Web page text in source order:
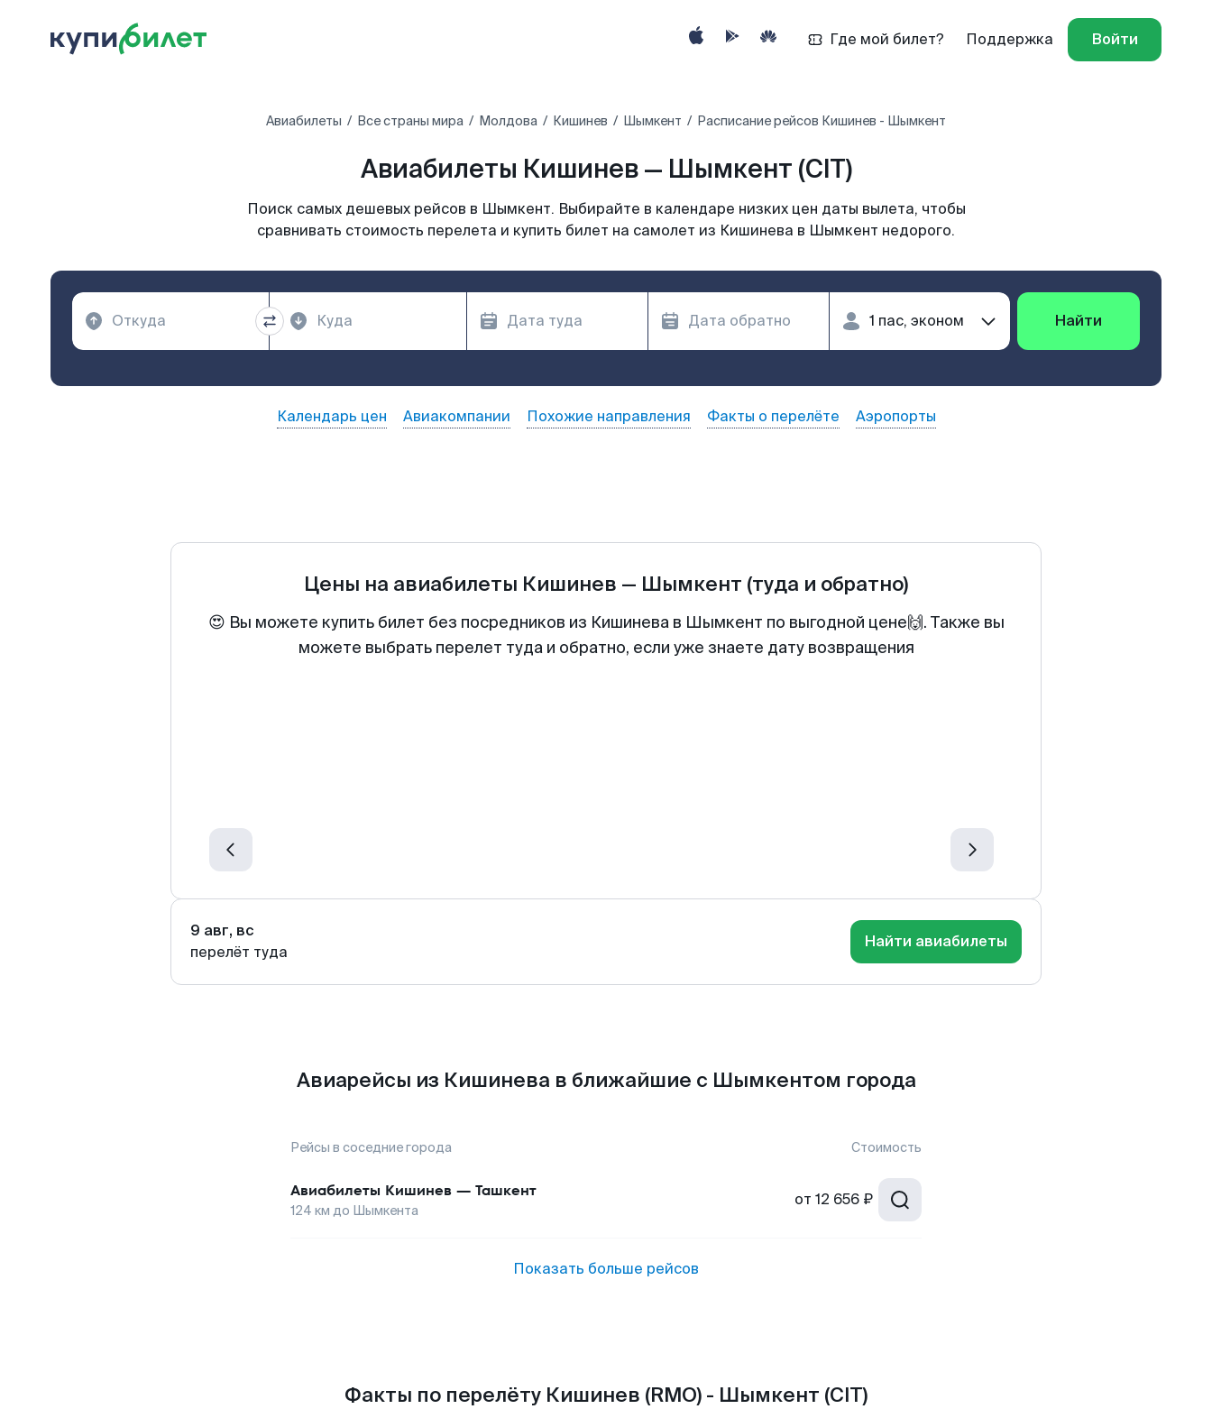
Где мой билет? Поддержка Войти
Авиабилеты Все страны мира Молдова Кишинев Шымкент Расписание рейсов Кишинев - Шымкент
Авиабилеты Кишинев — Шымкент (CIT)
Поиск самых дешевых рейсов в Шымкент. Выбирайте в календаре низких цен даты вылета, чтобы
сравнивать стоимость перелета и купить билет на самолет из Кишинева в Шымкент недорого.
Найти
Календарь цен Авиакомпании Похожие направления Факты о перелёте Аэропорты
Цены на авиабилеты Кишинев — Шымкент (туда и обратно)
😍 Вы можете купить билет без посредников из Кишинева в Шымкент по выгодной цене🙌. Также вы
можете выбрать перелет туда и обратно, если уже знаете дату возвращения
9 авг, вс
перелёт туда
Найти авиабилеты
Авиарейсы из Кишинева в ближайшие с Шымкентом города
Рейсы в соседние города Стоимость
Авиабилеты Кишинев — Ташкент
124 км до Шымкента
от 12 656 ₽
Показать больше рейсов
Факты по перелёту Кишинев (RMO) - Шымкент (CIT)